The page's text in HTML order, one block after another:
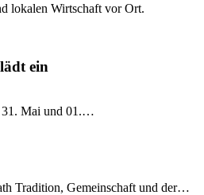
lokalen Wirtschaft vor Ort.
ein
31. Mai und 01.…
Tradition, Gemeinschaft und der…